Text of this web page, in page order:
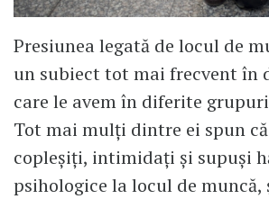
Presiunea legată de locul de
un subiect tot mai frecvent în
care le avem în diferite
Tot mai mulți dintre ei spun
copleșiți, intimidați și supuși
psihologice la locul de muncă,